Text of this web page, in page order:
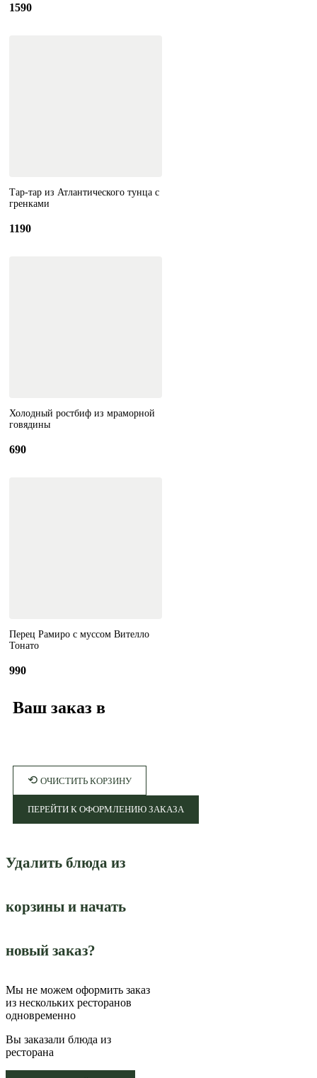
1590
Тар-тар из Атлантического тунца с
гренками
1190
Холодный ростбиф из мраморной
говядины
690
Перец Рамиро с муссом Вителло
Тонато
990
Ваш заказ в
⟲ ОЧИСТИТЬ КОРЗИНУ
ПЕРЕЙТИ К ОФОРМЛЕНИЮ ЗАКАЗА
Удалить блюда из
корзины и начать
новый заказ?
Мы не можем оформить заказ
из нескольких ресторанов
одновременно
Вы заказали блюда из
ресторана